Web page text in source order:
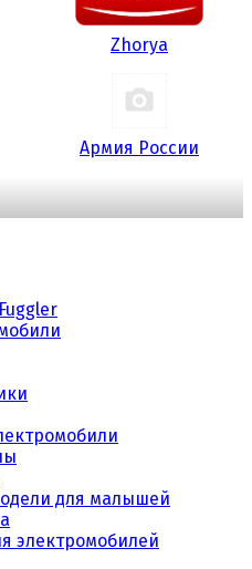
Zhorya
Армия России
для малышей
электромобилей